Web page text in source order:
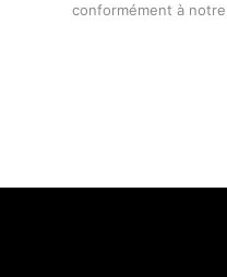
conformément à